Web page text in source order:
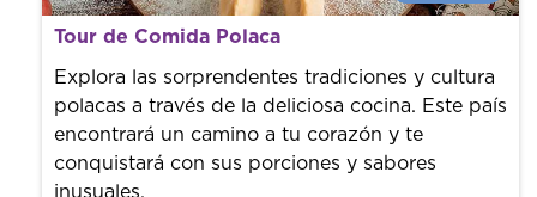
Desde 79 € por persona.
guías de la ciudad para tener el mejor precio y servicio.
Tour de Comida Polaca
Explora las sorprendentes tradiciones y cultura
polacas a través de la deliciosa cocina. Este país
encontrará un camino a tu corazón y te
conquistará con sus porciones y sabores
inusuales.